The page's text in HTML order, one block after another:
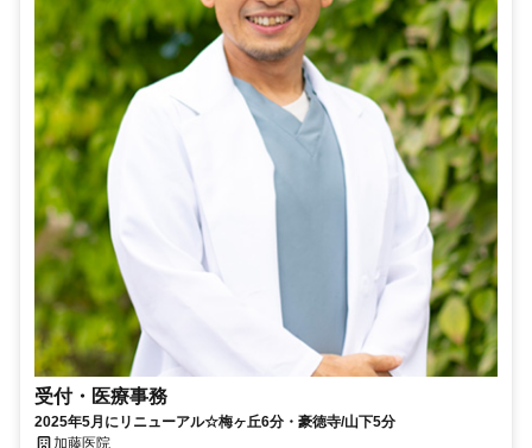
受付・医療事務
2025年5月にリニューアル☆梅ヶ丘6分・豪徳寺/山下5分
加藤医院